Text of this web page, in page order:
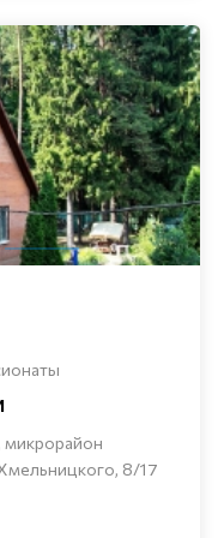
микрорайон
8/17